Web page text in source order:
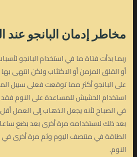
مخاطر إدمان البانجو عند
ربما بدأت فتاة ما في استخدام البانجو
أو القلق المزمن أو الاكتئاب ولكن انتهى
على البانجو أكثر مما توقعت فعلى سبيل
استخدام الحشيش للمساعدة على النوم
في الصباح لأنه يجعل الذهاب إلى العمل أقل
بعد ذلك لاستخدامه مرة أخرى بعد بضع
الطاقة في منتصف اليوم وثم مرة أخرى في
النوم.